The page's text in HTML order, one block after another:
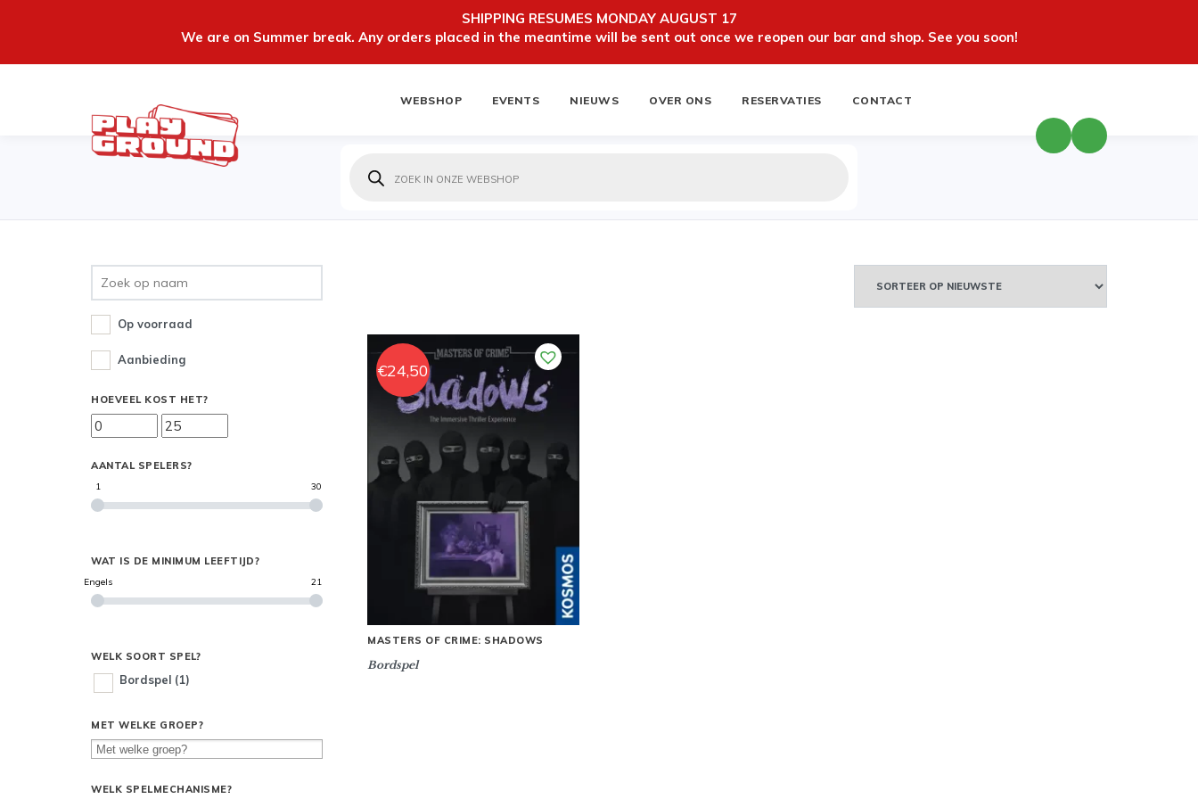
SHIPPING RESUMES MONDAY AUGUST 17
We are on Summer break. Any orders placed in the meantime will be sent out once we reopen our bar and shop. See you soon!
WEBSHOP EVENTS NIEUWS OVER ONS RESERVATIES CONTACT
zoeken
Op voorraad
Aanbieding
HOEVEEL KOST HET?
AANTAL SPELERS?
1 30
WAT IS DE MINIMUM LEEFTIJD?
Engels 21
WELK SOORT SPEL?
Bordspel (1)
MET WELKE GROEP?
WELK SPELMECHANISME?
MASTERS OF CRIME: SHADOWS
Bordspel
€24,50